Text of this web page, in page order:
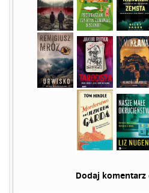
Dodaj